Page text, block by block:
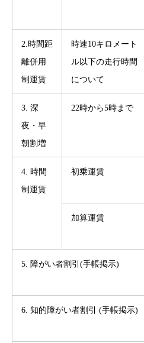
2.時間距
離併用
制運賃
時速10キロメート
ル以下の走行時間
について
3. 深
夜・早
朝割増
22時から5時まで
4. 時間
制運賃
初乗運賃
加算運賃
5. 障がい者割引(手帳掲示)
6. 知的障がい者割引 (手帳掲示)